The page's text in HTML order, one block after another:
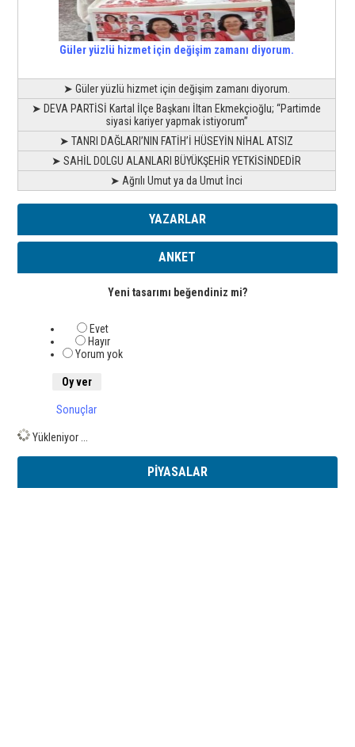
Güler yüzlü hizmet için değişim zamanı diyorum.
➤ Güler yüzlü hizmet için değişim zamanı diyorum.
➤ DEVA PARTİSİ Kartal İlçe Başkanı İltan Ekmekçioğlu; “Partimde
siyasi kariyer yapmak istiyorum”
➤ TANRI DAĞLARI’NIN FATİH’İ HÜSEYİN NİHAL ATSIZ
➤ SAHİL DOLGU ALANLARI BÜYÜKŞEHİR YETKİSİNDEDİR
➤ Ağrılı Umut ya da Umut İnci
YAZARLAR
ANKET
Yeni tasarımı beğendiniz mi?
Evet
Hayır
Yorum yok
Sonuçlar
Yükleniyor ...
PİYASALAR